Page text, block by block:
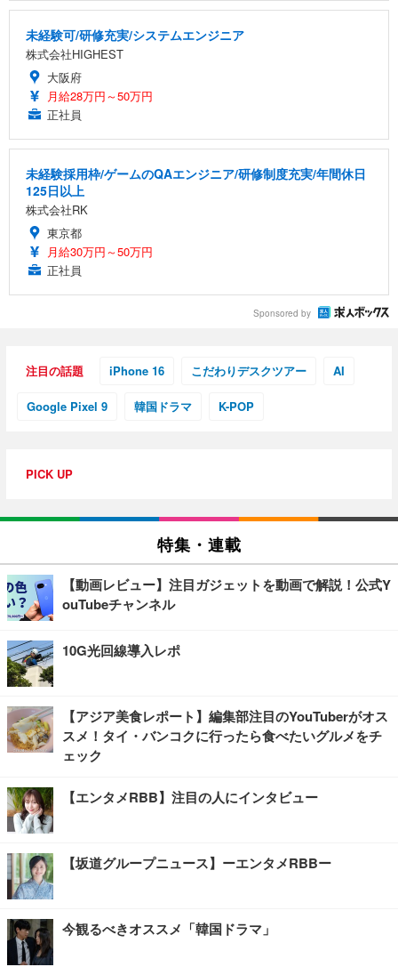
未経験可/研修充実/システムエンジニア
株式会社HIGHEST
大阪府
月給28万円～50万円
正社員
未経験採用枠/ゲームのQAエンジニア/研修制度充実/年間休日
125日以上
株式会社RK
東京都
月給30万円～50万円
正社員
Sponsored by
注目の話題 iPhone 16 こだわりデスクツアー AI
Google Pixel 9 韓国ドラマ K-POP
PICK UP
特集・連載
【動画レビュー】注目ガジェットを動画で解説！公式Y
ouTubeチャンネル
10G光回線導入レポ
【アジア美食レポート】編集部注目のYouTuberがオス
スメ！タイ・バンコクに行ったら食べたいグルメをチ
ェック
【エンタメRBB】注目の人にインタビュー
【坂道グループニュース】ーエンタメRBBー
今観るべきオススメ「韓国ドラマ」